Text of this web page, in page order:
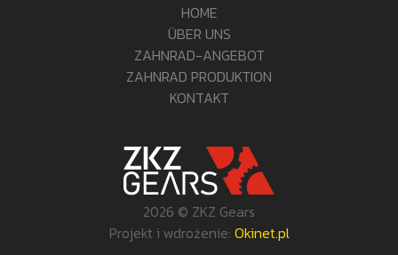
HOME
ÜBER UNS
ZAHNRAD-ANGEBOT
ZAHNRAD PRODUKTION
KONTAKT
2026 © ZKZ Gears
Projekt i wdrożenie: Okinet.pl